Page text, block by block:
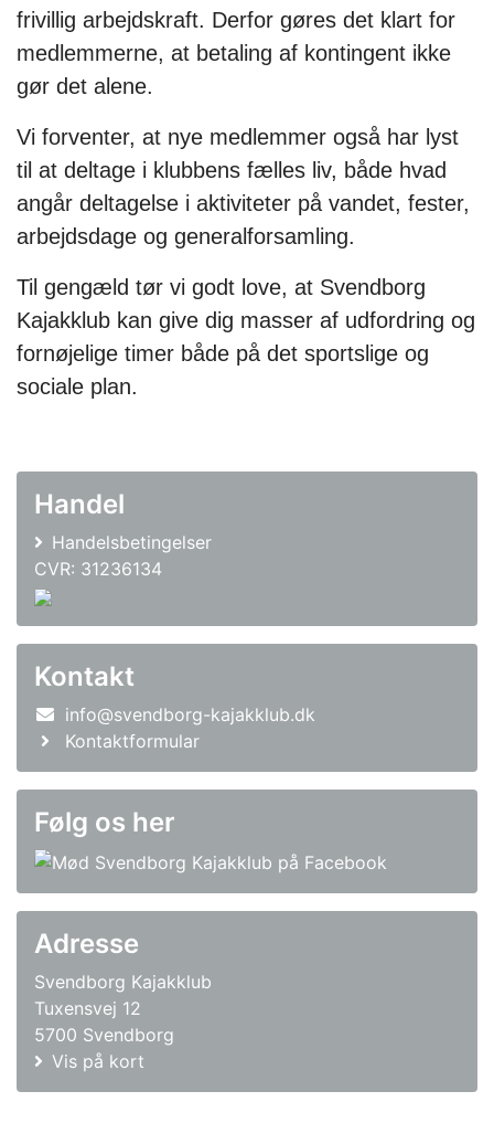
frivillig arbejdskraft. Derfor gøres det klart for
medlemmerne, at betaling af kontingent ikke
gør det alene.
Vi forventer, at nye medlemmer også har lyst
til at deltage i klubbens fælles liv, både hvad
angår deltagelse i aktiviteter på vandet, fester,
arbejdsdage og generalforsamling.
Til gengæld tør vi godt love, at Svendborg
Kajakklub kan give dig masser af udfordring og
fornøjelige timer både på det sportslige og
sociale plan.
Handel
Handelsbetingelser
CVR: 31236134
Kontakt
info@svendborg-kajakklub.dk
Kontaktformular
Følg os her
Adresse
Svendborg Kajakklub
Tuxensvej 12
5700 Svendborg
Vis på kort